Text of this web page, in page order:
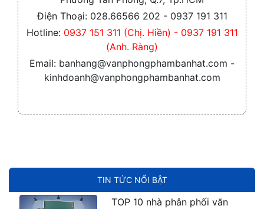
TIN TỨC NỔI BẬT
TOP 10 nhà phân phối văn
Điện Thoại: 028.66566 202 - 0937 191 311
Hotline: 0937 151 311 (Chị. Hiền) - 0937 191 311
(Anh. Ràng)
Email: banhang@vanphongphambanhat.com -
kinhdoanh@vanphongphambanhat.com